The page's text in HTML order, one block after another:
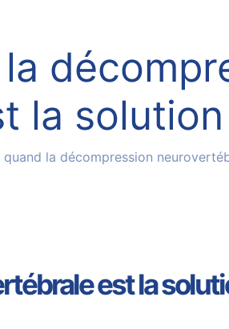
la solution
quand la décompression
est la